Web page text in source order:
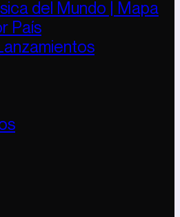
del Mundo | Mapa
País